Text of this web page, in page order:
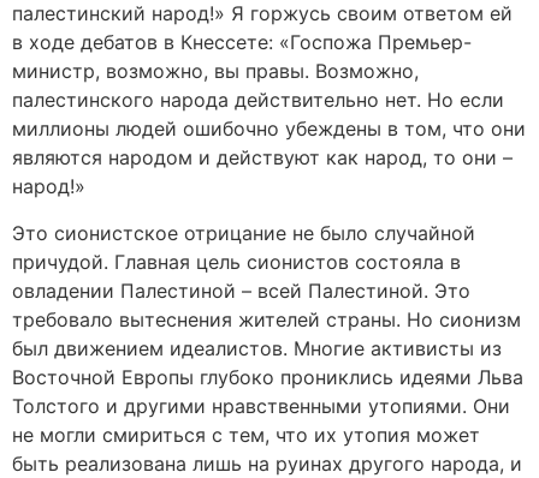
палестинский народ!» Я горжусь своим ответом ей
в ходе дебатов в Кнессете: «Госпожа Премьер-
министр, возможно, вы правы. Возможно,
палестинского народа действительно нет. Но если
миллионы людей ошибочно убеждены в том, что они
являются народом и действуют как народ, то они –
народ!»
Это сионистское отрицание не было случайной
причудой. Главная цель сионистов состояла в
овладении Палестиной – всей Палестиной. Это
требовало вытеснения жителей страны. Но сионизм
был движением идеалистов. Многие активисты из
Восточной Европы глубоко прониклись идеями Льва
Толстого и другими нравственными утопиями. Они
не могли смириться с тем, что их утопия может
быть реализована лишь на руинах другого народа, и